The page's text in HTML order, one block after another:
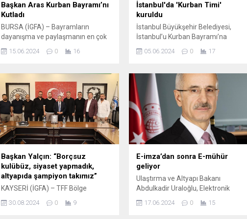
Başkan Aras Kurban Bayramı’nı
Kutladı
BURSA (İGFA) – Bayramların
dayanışma ve paylaşmanın en çok
anlam kazandığı, kardeşlik ve eşitlik
duygularının yürekten hissedildiği
Büyükşehir Belediye Başkanı
Ahmet Aras; “Bayramlar kini ve
nefreti bir kenara bırakarak sevgiyle
kucaklaştığımız çok özel günlerdir.
Bu değerli günlerde birbirimize,
yaşadığımız kente ve ülkemize
sahip çıkmak...
15.06.2024 0 16
İstanbul'da 'Kurban Timi'
kuruldu
İstanbul Büyükşehir Belediyesi,
İstanbul’u Kurban Bayramı’na
hazırlanırken, Büyükşehir’e ait 5
modern tesiste kurban satış ve
kurbanlıklar için de Boğa Yakalama
Timleri kuruldu. İSTANBUL (İGFA) –
İstanbul Büyükşehir Belediyesi,
Kurban Bayramı’nın yaklaşması ile
birlikte tüm birimleriyle teyakkuz
halinde çalışıyor. Bu yıl 16-19
Haziran tarihleri arasında
kutlanacak...
05.06.2024 0 17
Başkan Yalçın: “Borçsuz
kulübüz, siyaset yapmadık,
altyapıda şampiyon takımız”
KAYSERİ (İGFA) – TFF Bölge
Mutlu Önal’ın yanı sıra Talas
30.08.2024 0 9
E-imza’dan sonra E-mühür
geliyor
Ulaştırma ve Altyapı Bakanı
Abdulkadir Uraloğlu, Elektronik
hizmete hazır hale getirildiğini
17.06.2024 0 15